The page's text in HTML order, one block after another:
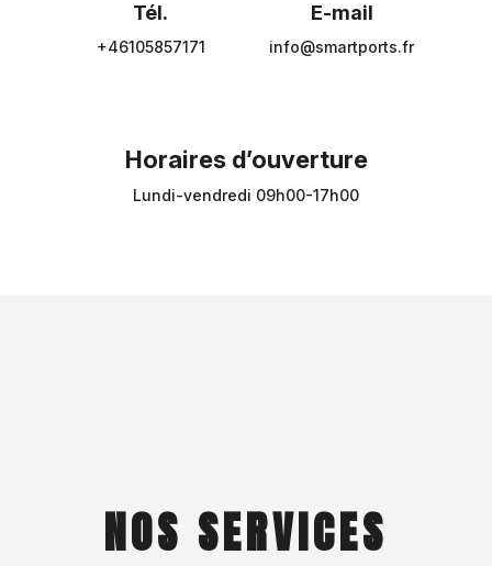
Tél.
+46105857171
E-mail
info@smartports.fr
Horaires d’ouverture
Lundi-vendredi 09h00-17h00
NOS SERVICES